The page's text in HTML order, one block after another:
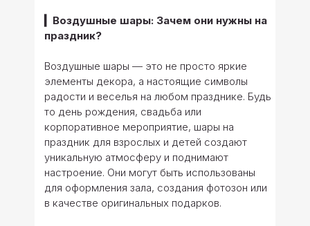
▎Воздушные шары: Зачем они нужны на
праздник?
Воздушные шары — это не просто яркие
элементы декора, а настоящие символы
радости и веселья на любом празднике. Будь
то день рождения, свадьба или
корпоративное мероприятие, шары на
праздник для взрослых и детей создают
уникальную атмосферу и поднимают
настроение. Они могут быть использованы
для оформления зала, создания фотозон или
в качестве оригинальных подарков.